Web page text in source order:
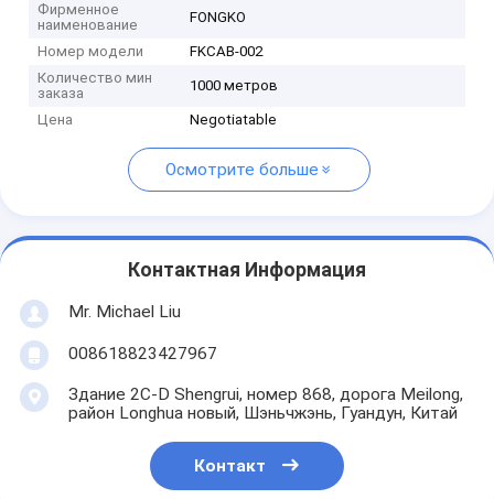
Фирменное
наименование
FONGKO
Номер модели
FKCAB-002
Количество мин
заказа
1000 метров
Цена Negotiatable
Осмотрите больше
Контактная Информация
Mr. Michael Liu
008618823427967
Здание 2C-D Shengrui, номер 868, дорога Meilong,
район Longhua новый, Шэньчжэнь, Гуандун, Китай
Контакт